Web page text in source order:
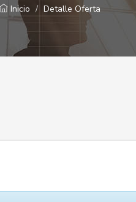
Inicio Detalle Oferta